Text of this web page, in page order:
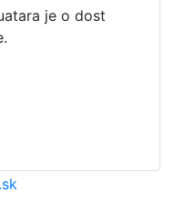
je o dost